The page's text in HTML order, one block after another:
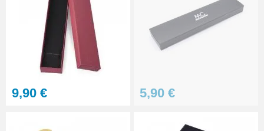
9,90 € 5,90 €